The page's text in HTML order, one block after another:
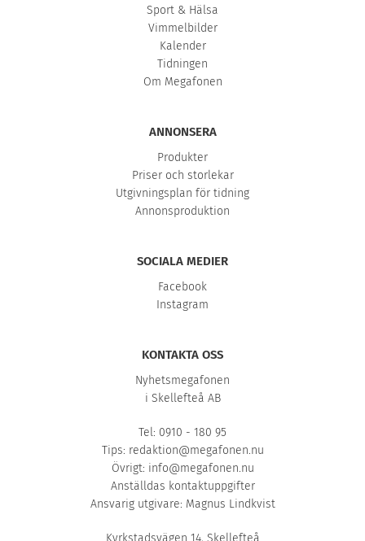
Sport & Hälsa
Vimmelbilder
Kalender
Tidningen
Om Megafonen
ANNONSERA
Produkter
Priser och storlekar
Utgivningsplan för tidning
Annonsproduktion
SOCIALA MEDIER
Facebook
Instagram
KONTAKTA OSS
Nyhetsmegafonen
i Skellefteå AB
Tel: 0910 - 180 95
Tips: redaktion@megafonen.nu
Övrigt: info@megafonen.nu
Anställdas kontaktuppgifter
Ansvarig utgivare: Magnus Lindkvist
Kyrkstadsvägen 14, Skellefteå